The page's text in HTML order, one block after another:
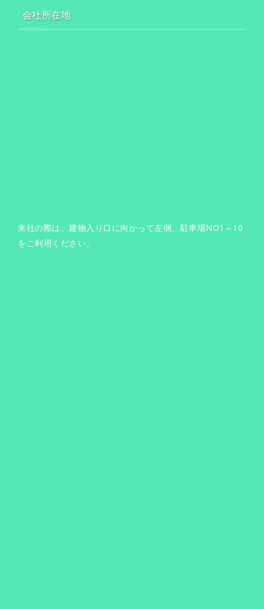
会社所在地
来社の際は、建物入り口に向かって左側、駐車場NO1～10
をご利用ください。